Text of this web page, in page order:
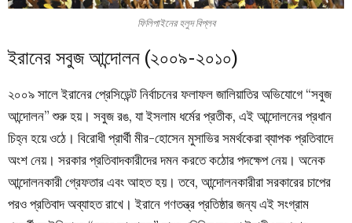
ফিলিপাইনের হলুদ বিপ্লব
ইরানের সবুজ আন্দোলন (২০০৯-২০১০)
২০০৯ সালে ইরানের প্রেসিডেন্ট নির্বাচনের ফলাফল জালিয়াতির অভিযোগে “সবুজ
আন্দোলন” শুরু হয়। সবুজ রঙ, যা ইসলাম ধর্মের প্রতীক, এই আন্দোলনের প্রধান
চিহ্ন হয়ে ওঠে। বিরোধী প্রার্থী মীর-হোসেন মুসাভির সমর্থকেরা ব্যাপক প্রতিবাদে
অংশ নেয়। সরকার প্রতিবাদকারীদের দমন করতে কঠোর পদক্ষেপ নেয়। অনেক
আন্দোলনকারী গ্রেফতার এবং আহত হয়। তবে, আন্দোলনকারীরা সরকারের চাপের
পরও প্রতিবাদ অব্যাহত রাখে। ইরানে গণতন্ত্র প্রতিষ্ঠার জন্য এই সংগ্রাম